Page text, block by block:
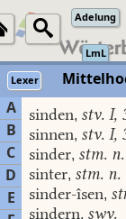
Adelung
LmL
Lexer
A
B
C
D
E
sinden, stv. I,
sinnen, stv. I,
sinder, stm. n.
sinter, stm. n.
sinder-îsen,
sindern, swv.